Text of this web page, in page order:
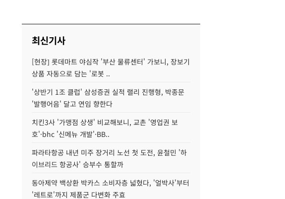
최신기사
[현장] 롯데마트 야심작 '부산 물류센터' 가보니, 장보기
상품 자동으로 담는 '로봇 ..
'상반기 1조 클럽' 삼성증권 실적 랠리 진행형, 박종문
'발행어음' 달고 연임 향한다
치킨3사 '가맹점 상생' 비교해보니, 교촌 '영업권 보
호'·bhc '신메뉴 개발'·BB..
파라타항공 내년 미주 장거리 노선 첫 도전, 윤철민 '하
이브리드 항공사' 승부수 통할까
동아제약 백상환 박카스 소비자층 넓혔다, '얼박사'부터
'레트로'까지 제품군 다변화 주효